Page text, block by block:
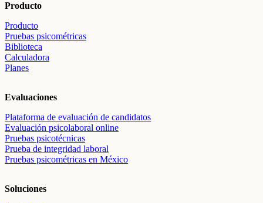
Producto
Producto
Pruebas psicométricas
Biblioteca
Calculadora
Planes
Evaluaciones
Plataforma de evaluación de candidatos
Evaluación psicolaboral online
Pruebas psicotécnicas
Prueba de integridad laboral
Pruebas psicométricas en México
Soluciones